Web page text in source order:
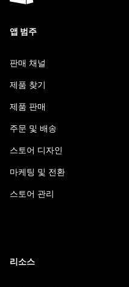
앱 범주
판매 채널
제품 찾기
제품 판매
주문 및 배송
스토어 디자인
마케팅 및 전환
스토어 관리
리소스